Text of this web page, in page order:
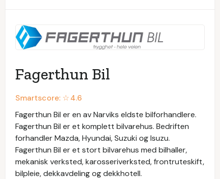
Fagerthun Bil
Smartscore: ☆4.6
Fagerthun Bil er en av Narviks eldste bilforhandlere.
Fagerthun Bil er et komplett bilvarehus. Bedriften
forhandler Mazda, Hyundai, Suzuki og Isuzu.
Fagerthun Bil er et stort bilvarehus med bilhaller,
mekanisk verksted, karosseriverksted, frontruteskift,
bilpleie, dekkavdeling og dekkhotell.